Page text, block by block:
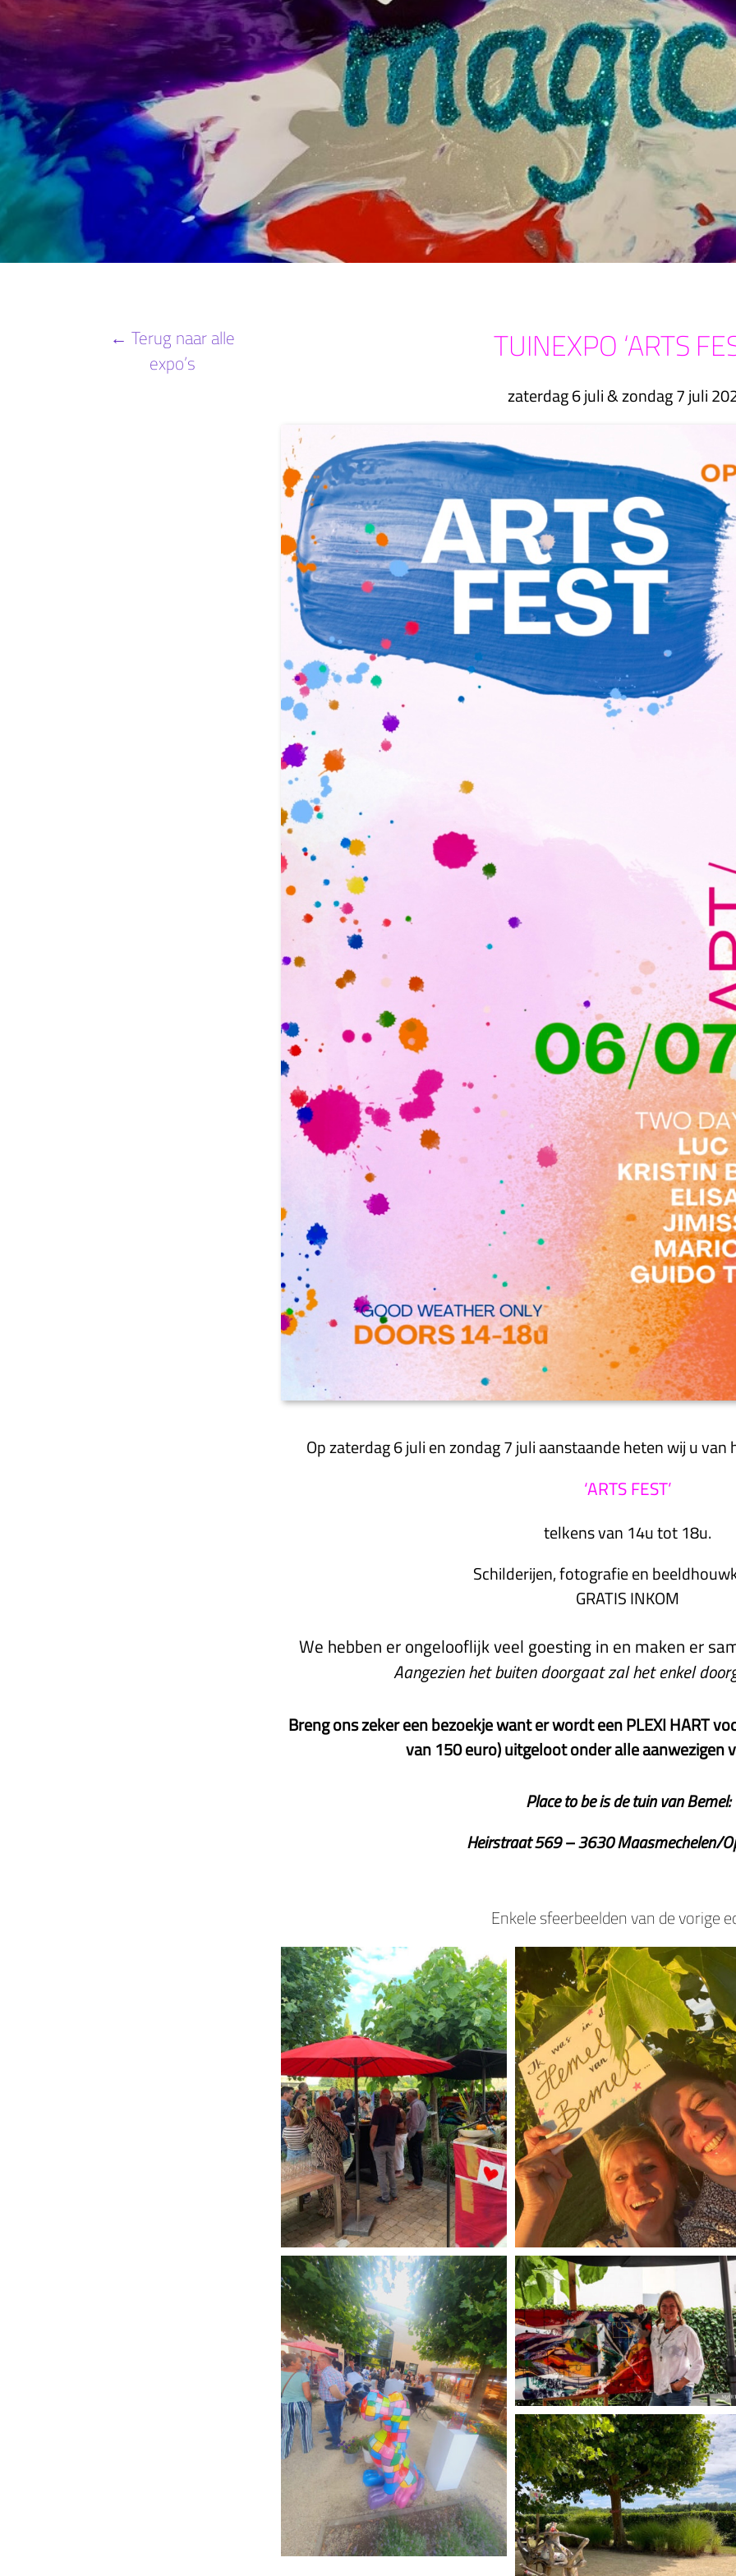
← Terug naar alle
expo’s
TUINEXPO ‘ARTS
zaterdag 6 juli&zondag 7 juli
Op zaterdag 6 juli en zondag 7 juli aanstaande heten wij u
‘ARTS FEST’
telkens van 14u tot 18u.
Schilderijen, fotografie en
GRATIS INKOM
We hebben er ongelooflijk veel goesting in en maken er
Aangezien het buiten doorgaat zal het enkel
Breng ons zeker een bezoekje want er wordt een PLEXI HART
van 150 euro) uitgeloot onder alle aanwezigen
Place to be is de tuin van Bemel:
Heirstraat 569 – 3630 Maasmechelen/
Enkele sfeerbeelden van de vorige